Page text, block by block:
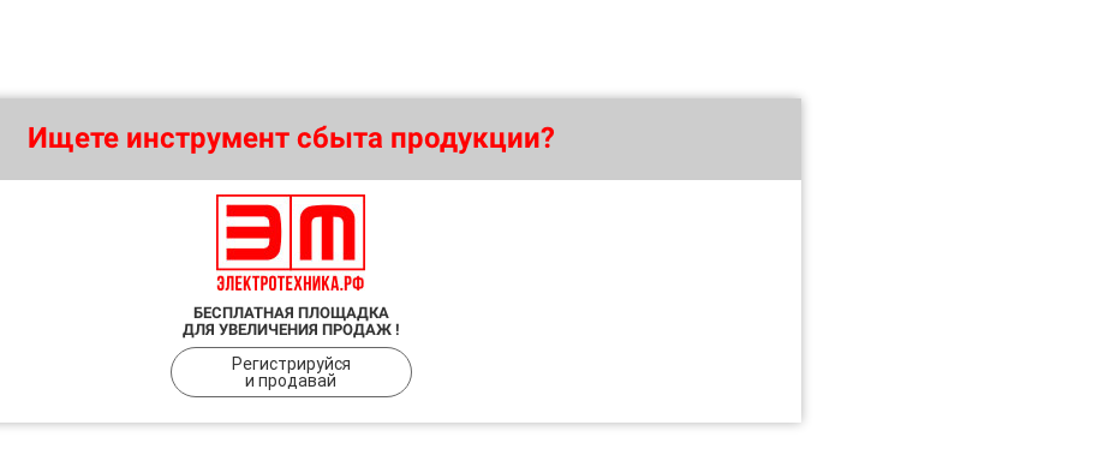
Ищете инструмент сбыта продукции?
БЕСПЛАТНАЯ ПЛОЩАДКА
ДЛЯ УВЕЛИЧЕНИЯ ПРОДАЖ !
Регистрируйся
и продавай